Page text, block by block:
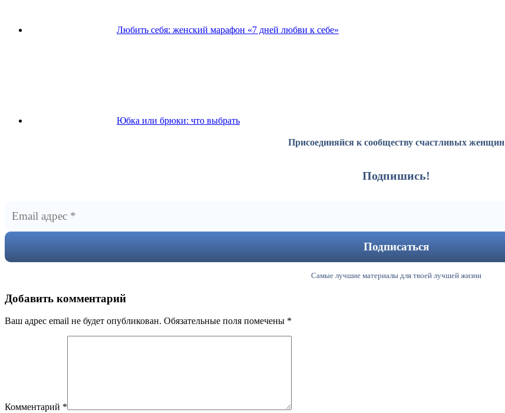
Любить себя: женский марафон «7 дней любви к себе»
Юбка или брюки: что выбрать
Присоединяйся к сообществу счастливых женщин
Подпишись!
Самые лучшие материалы для твоей лучшей жизни
Добавить комментарий
Ваш адрес email не будет опубликован. Обязательные поля помечены *
Комментарий *